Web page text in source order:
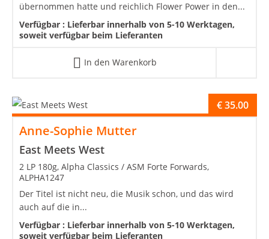
übernommen hatte und reichlich Flower Power in den...
Verfügbar : Lieferbar innerhalb von 5-10 Werktagen,
soweit verfügbar beim Lieferanten
In den Warenkorb
Anne-Sophie Mutter
East Meets West
€35.00
2 LP 180g, Alpha Classics / ASM Forte Forwards,
ALPHA1247
Der Titel ist nicht neu, die Musik schon, und das wird
auch auf die in...
Verfügbar : Lieferbar innerhalb von 5-10 Werktagen,
soweit verfügbar beim Lieferanten